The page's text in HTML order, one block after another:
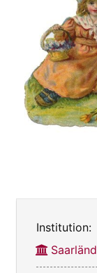
Institution: